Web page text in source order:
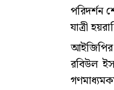
পরিদর্শন
যাত্রী
রবিউল